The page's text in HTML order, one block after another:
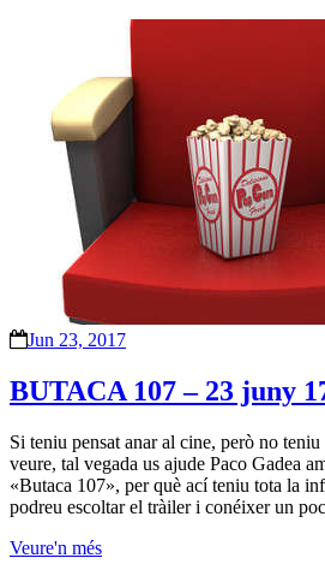
Jun 23, 2017
BUTACA 107 – 23 juny
Si teniu pensat anar al cine, però no
veure, tal vegada us ajude Paco Gadea
«Butaca 107», per què ací teniu tota la
podreu escoltar el tràiler i conéixer un
Veure'n més